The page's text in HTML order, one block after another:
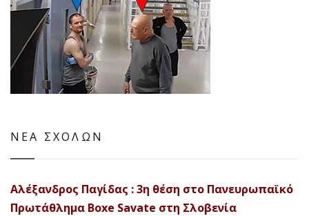
ΝΕΑ ΣΧΟΛΩΝ
Αλέξανδρος Παγίδας : 3η θέση στο Πανευρωπαϊκό
Πρωτάθλημα Boxe Savate στη Σλοβενία